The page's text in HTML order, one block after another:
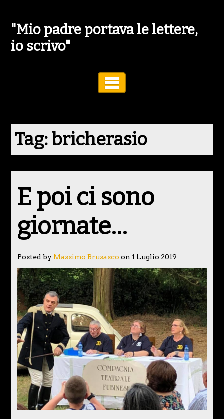
"Mio padre portava le lettere,
io scrivo"
Tag:bricherasio
E poi ci sono
giornate…
Posted by Massimo Brusasco on 1 Luglio 2019